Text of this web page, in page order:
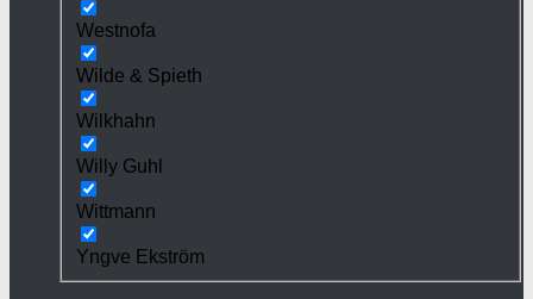
Westnofa
Wilde & Spieth
Wilkhahn
Willy Guhl
Wittmann
Yngve Ekström